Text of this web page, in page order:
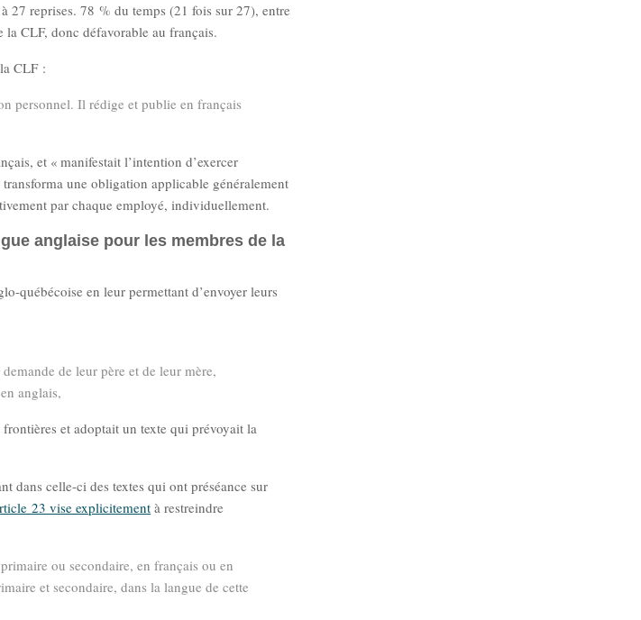
27 reprises. 78 % du temps (21 fois sur 27), entre
CLF, donc défavorable au français.
CLF :
personnel. Il rédige et publie en français
et « manifestait l’intention d’exercer
une obligation applicable généralement
par chaque employé, individuellement.
anglaise pour les membres de la
québécoise en leur permettant d’envoyer leurs
de leur père et de leur mère,
anglais,
et adoptait un texte qui prévoyait la
dans celle-ci des textes qui ont préséance sur
23 vise explicitement à restreindre
ou secondaire, en français ou en
et secondaire, dans la langue de cette